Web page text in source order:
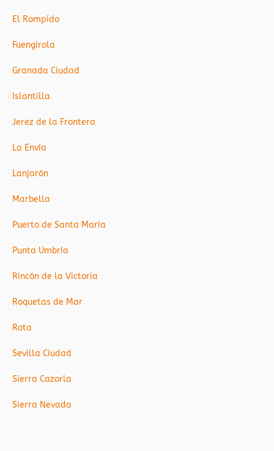
El Rompido
Fuengirola
Granada Ciudad
Islantilla
Jerez de la Frontera
La Envía
Lanjarón
Marbella
Puerto de Santa María
Punta Umbría
Rincón de la Victoria
Roquetas de Mar
Rota
Sevilla Ciudad
Sierra Cazorla
Sierra Nevada